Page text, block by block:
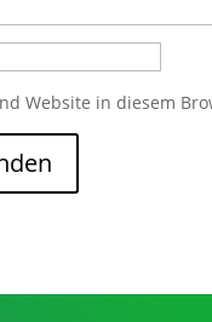
Website in diesem